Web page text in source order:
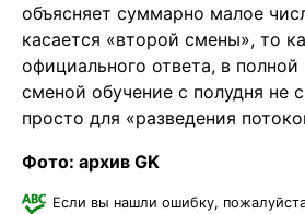
объясняет суммарно малое
касается «второй смены», то
официального ответа, в
сменой обучение с полудня не
просто для «разведения
Фото: архив GK
Если вы нашли ошибку,